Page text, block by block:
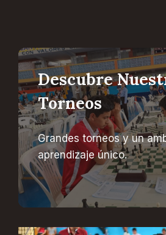
Descubre
Torneos
Grandes torneos y un
aprendizaje único.